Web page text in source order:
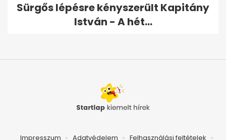
Sürgős lépésre kényszerült Kapitány
István - A hét...
Impresszum Adatvédelem Felhasználási feltételek